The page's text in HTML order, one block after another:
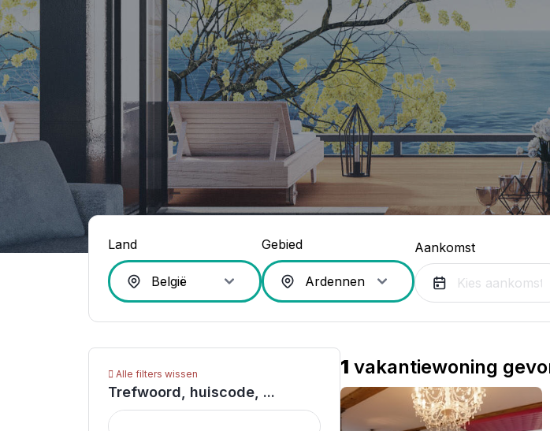
Land Gebied Aankomst
Alle filters wissen
Trefwoord, huiscode, ...
1 vakantiewoning
| 0 recensies